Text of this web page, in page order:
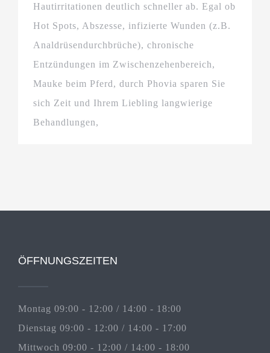
Hautirritationen deutlich schneller ab. Egal ob
Hot Spots, Abszesse, infizierte Wunden (z.B.
Analdrüsendurchbrüche), chronische
Entzündungen im Zwischenzehenbereich,
Mauke beim Pferd, durch Phovia sparen Sie
sich Zeit und Ihrem Liebling langwierige
Behandlungen,
ÖFFNUNGSZEITEN
Montag 09:00 - 12:00 / 14:00 - 18:00
Dienstag 09:00 - 12:00 / 14:00 - 17:00
Mittwoch 09:00 - 12:00 / 14:00 - 18:00